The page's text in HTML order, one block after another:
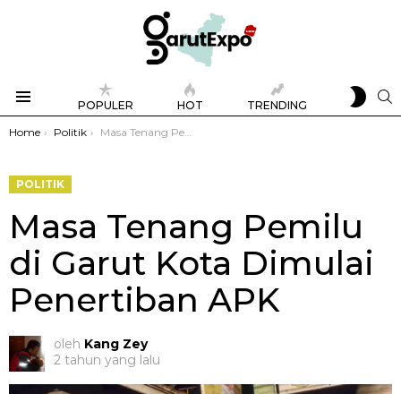
POPULER HOT TRENDING
SKIN
You are here:
Home Politik Masa Tenang Pemilu di Garut Kota Dimulai Penertiban APK
POLITIK
Masa Tenang Pemilu
di Garut Kota Dimulai
Penertiban APK
oleh Kang Zey
2 tahun yang lalu